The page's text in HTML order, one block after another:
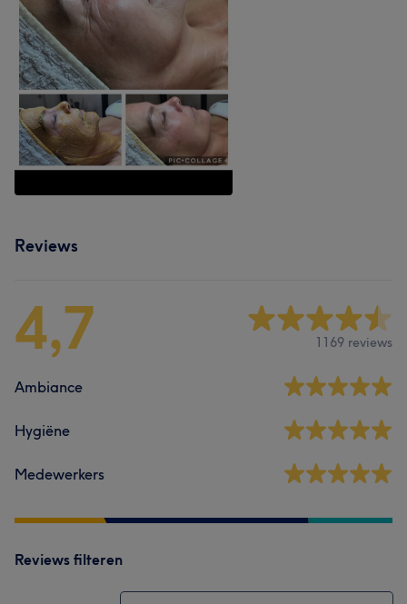
Reviews
4,7 1169 reviews
Ambiance
Hygiëne
Medewerkers
Reviews filteren